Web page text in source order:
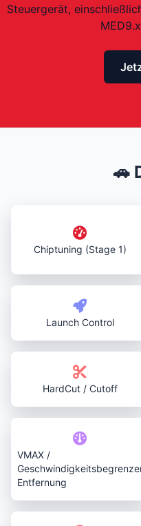
Steuergerät,
🚗
Chiptuning (Stage 1)
Launch Control
HardCut / Cutoff
VMAX /
Entfernung